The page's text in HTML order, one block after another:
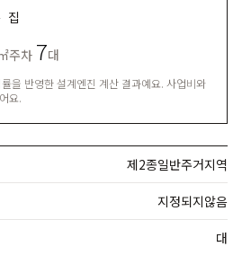
집
주차 7대
률을 반영한 설계엔진 계산 결과예요. 사업비와
요.
제2종일반주거지역
지정되지않음
대